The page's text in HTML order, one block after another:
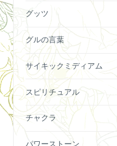
グッツ
グルの言葉
サイキックミディアム
スピリチュアル
チャクラ